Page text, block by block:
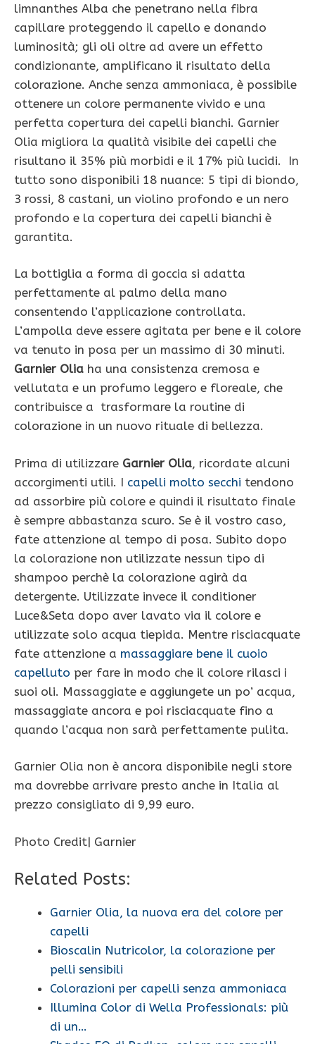
limnanthes Alba che penetrano nella fibra
capillare proteggendo il capello e donando
luminosità; gli oli oltre ad avere un effetto
condizionante, amplificano il risultato della
colorazione. Anche senza ammoniaca, è possibile
ottenere un colore permanente vivido e una
perfetta copertura dei capelli bianchi. Garnier
Olia migliora la qualità visibile dei capelli che
risultano il 35% più morbidi e il 17% più lucidi. In
tutto sono disponibili 18 nuance: 5 tipi di biondo,
3 rossi, 8 castani, un violino profondo e un nero
profondo e la copertura dei capelli bianchi è
garantita.
La bottiglia a forma di goccia si adatta
perfettamente al palmo della mano
consentendo l’applicazione controllata.
L’ampolla deve essere agitata per bene e il colore
va tenuto in posa per un massimo di 30 minuti.
Garnier Olia ha una consistenza cremosa e
vellutata e un profumo leggero e floreale, che
contribuisce a trasformare la routine di
colorazione in un nuovo rituale di bellezza.
Prima di utilizzare Garnier Olia, ricordate alcuni
accorgimenti utili. I capelli molto secchi tendono
ad assorbire più colore e quindi il risultato finale
è sempre abbastanza scuro. Se è il vostro caso,
fate attenzione al tempo di posa. Subito dopo
la colorazione non utilizzate nessun tipo di
shampoo perchè la colorazione agirà da
detergente. Utilizzate invece il conditioner
Luce&Seta dopo aver lavato via il colore e
utilizzate solo acqua tiepida. Mentre risciacquate
fate attenzione a massaggiare bene il cuoio
capelluto per fare in modo che il colore rilasci i
suoi oli. Massaggiate e aggiungete un po’ acqua,
massaggiate ancora e poi risciacquate fino a
quando l’acqua non sarà perfettamente pulita.
Garnier Olia non è ancora disponibile negli store
ma dovrebbe arrivare presto anche in Italia al
prezzo consigliato di 9,99 euro.
Photo Credit| Garnier
Related Posts:
Garnier Olia, la nuova era del colore per
capelli
Bioscalin Nutricolor, la colorazione per
pelli sensibili
Colorazioni per capelli senza ammoniaca
Illumina Color di Wella Professionals: più
di un…